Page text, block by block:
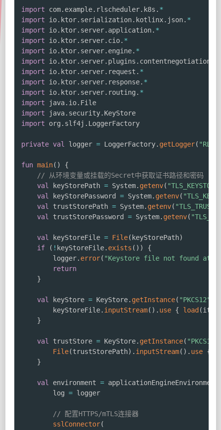
import com. example. rlscheduler. k8s . *
import io. ktor. serialization. kotlinx. json. *
import io. ktor. server. application. *
import io. ktor. server. cio. *
import io. ktor. server. engine. *
import io. ktor. server. plugins . contentnegotiation
import io. ktor. server. request . *
import io. ktor. server. response. *
import io. ktor. server. routing . *
import java. io.
File
import java. security.
KeyStore
import org . slf4j . LoggerFactory
private val logger = LoggerFactory. getLogger(
fun main( )
{
// 从环境变量或挂载的Secret中获取证书路径和密码
val keyStorePath = System. getenv(
val keyStorePassword = System. getenv(
val trustStorePath = System. getenv(
val trustStorePassword = System. getenv(
val keyStoreFile = File( keyStorePath)
if
( ! keyStoreFile. exists ( ) )
{
        logger
. error( "Keystore file not found at:
return
}
val keyStore = KeyStore. getInstance( "PKCS12"
        keyStoreFile
. inputStream( ) . use { load (it
}
val trustStore = KeyStore. getInstance( "PKCS12"
File(trustStorePath) . inputStream( ) . use {
}
val environment =
        log
= logger
// 配置HTTPS/mTLS连接器
sslConnector(